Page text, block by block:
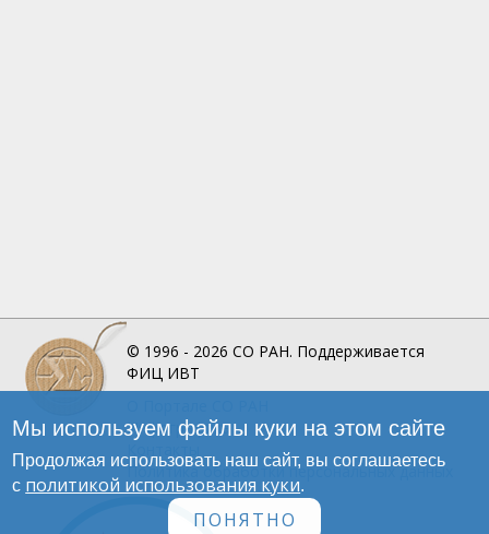
© 1996 - 2026 СО РАН. Поддерживается
ФИЦ ИВТ
Инфографика
Политика обработки персональных данных
Мы используем файлы куки на этом сайте
Продолжая использовать наш сайт, вы соглашаетесь
с политикой использования куки.
ПОНЯТНО